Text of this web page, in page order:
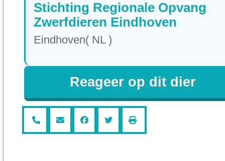
Stichting Regionale Opvang
Zwerfdieren Eindhoven
Eindhoven( NL )
Reageer op dit dier